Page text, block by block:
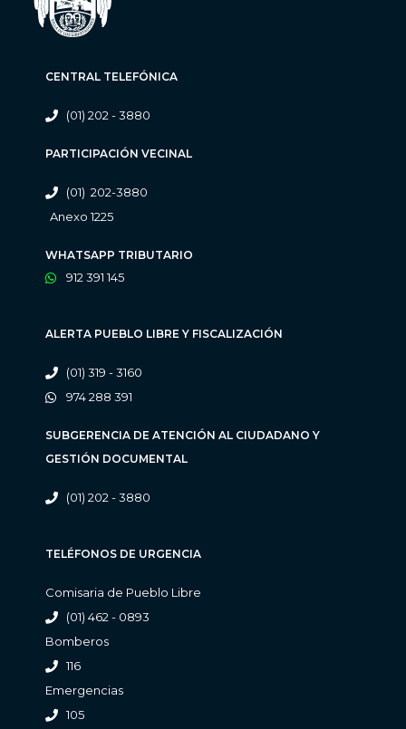
CENTRAL TELEFÓNICA
(01) 202 - 3880
PARTICIPACIÓN VECINAL
(01) 202-3880
Anexo 1225
WHATSAPP TRIBUTARIO
912 391 145
ALERTA PUEBLO LIBRE Y FISCALIZACIÓN
(01) 319 - 3160
974 288 391
SUBGERENCIA DE ATENCIÓN AL CIUDADANO Y
GESTIÓN DOCUMENTAL
(01) 202 - 3880
TELÉFONOS DE URGENCIA
Comisaria de Pueblo Libre
(01) 462 - 0893
Bomberos
116
Emergencias
105